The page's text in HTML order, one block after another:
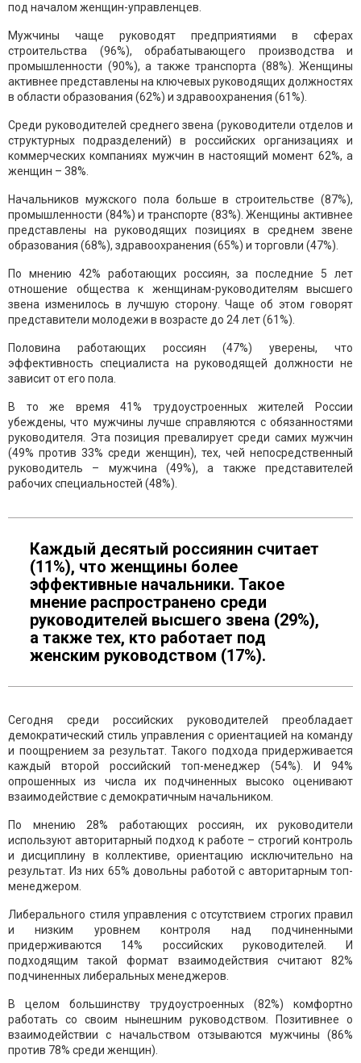
под началом женщин-управленцев.
Мужчины чаще руководят предприятиями в сферах
строительства (96%), обрабатывающего производства и
промышленности (90%), а также транспорта (88%). Женщины
активнее представлены на ключевых руководящих должностях
в области образования (62%) и здравоохранения (61%).
Среди руководителей среднего звена (руководители отделов и
структурных подразделений) в российских организациях и
коммерческих компаниях мужчин в настоящий момент 62%, а
женщин – 38%.
Начальников мужского пола больше в строительстве (87%),
промышленности (84%) и транспорте (83%). Женщины активнее
представлены на руководящих позициях в среднем звене
образования (68%), здравоохранения (65%) и торговли (47%).
По мнению 42% работающих россиян, за последние 5 лет
отношение общества к женщинам-руководителям высшего
звена изменилось в лучшую сторону. Чаще об этом говорят
представители молодежи в возрасте до 24 лет (61%).
Половина работающих россиян (47%) уверены, что
эффективность специалиста на руководящей должности не
зависит от его пола.
В то же время 41% трудоустроенных жителей России
убеждены, что мужчины лучше справляются с обязанностями
руководителя. Эта позиция превалирует среди самих мужчин
(49% против 33% среди женщин), тех, чей непосредственный
руководитель – мужчина (49%), а также представителей
рабочих специальностей (48%).
Каждый десятый россиянин считает
(11%), что женщины более
эффективные начальники. Такое
мнение распространено среди
руководителей высшего звена (29%),
а также тех, кто работает под
женским руководством (17%).
Сегодня среди российских руководителей преобладает
демократический стиль управления с ориентацией на команду
и поощрением за результат. Такого подхода придерживается
каждый второй российский топ-менеджер (54%). И 94%
опрошенных из числа их подчиненных высоко оценивают
взаимодействие с демократичным начальником.
По мнению 28% работающих россиян, их руководители
используют авторитарный подход к работе – строгий контроль
и дисциплину в коллективе, ориентацию исключительно на
результат. Из них 65% довольны работой с авторитарным топ-
менеджером.
Либерального стиля управления с отсутствием строгих правил
и низким уровнем контроля над подчиненными
придерживаются 14% российских руководителей. И
подходящим такой формат взаимодействия считают 82%
подчиненных либеральных менеджеров.
В целом большинству трудоустроенных (82%) комфортно
работать со своим нынешним руководством. Позитивнее о
взаимодействии с начальством отзываются мужчины (86%
против 78% среди женщин).